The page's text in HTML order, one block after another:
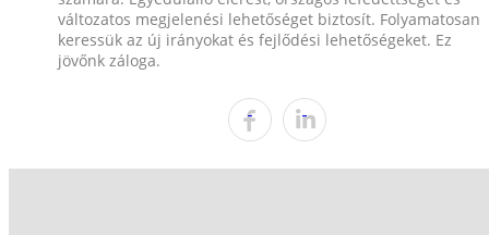
változatos megjelenési lehetőséget biztosít. Folyamatosan
keressük az új irányokat és fejlődési lehetőségeket. Ez
jövőnk záloga.